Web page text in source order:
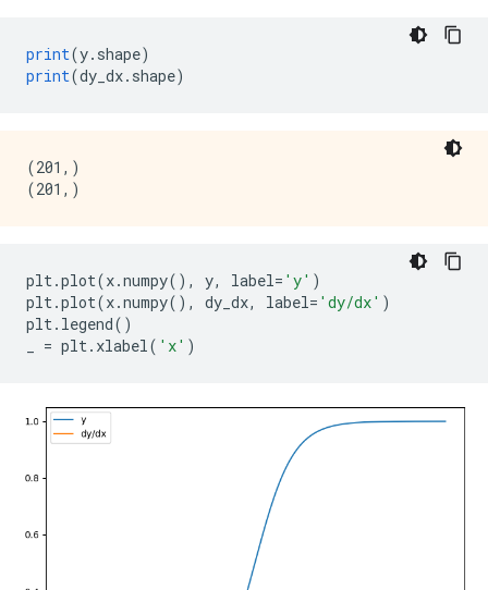
print(y. shape)
print(dy_dx. shape)
(201,)
plt.plot(x.numpy(), y, label= 'y' )
plt.plot(x.numpy(), dy_dx, label= 'dy/dx' )
plt. legend()
= plt. xlabel( 'x' )